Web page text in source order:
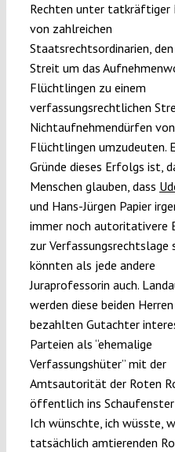
Rechten unter
von zahlreichen
Staatsrechtsordinarien,
Streit um das
Flüchtlingen zu einem
verfassungsrechtlichen
Nichtaufnehmendürfen von
Flüchtlingen umzudeuten.
Gründe dieses Erfolgs ist,
Menschen glauben, dass
und Hans-Jürgen Papier
immer noch autoritativere
zur Verfassungsrechtslage
könnten als jede andere
Juraprofessorin auch.
werden diese beiden
bezahlten Gutachter
Parteien als “ehemalige
Verfassungshüter” mit der
Amtsautorität der Roten
öffentlich ins
Ich wünschte, ich wüsste,
tatsächlich amtierenden